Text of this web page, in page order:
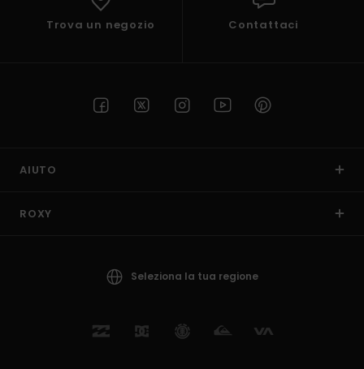
Trova un negozio Contattaci
AIUTO
ROXY
Seleziona la tua regione